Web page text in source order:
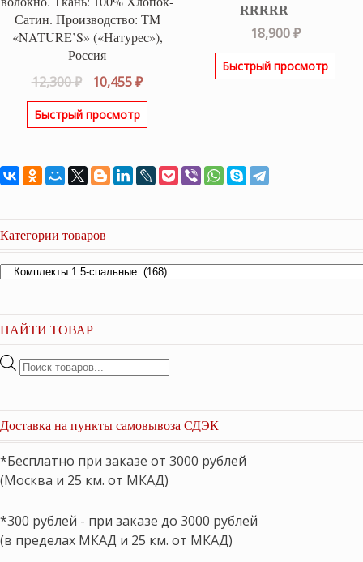
Сатин. Производство: ТМ
«NATURE’S» («Натурес»),
Россия
12,300₽
Первоначальная
цена
составляла
10,455₽Текущая
цена:
Быстрый просмотр
Оценка5.00
из 5
18,900₽
Быстрый просмотр
Категории товаров
НАЙТИ ТОВАР
Поиск
Доставка на пункты самовывоза СДЭК
*Бесплатно при заказе от 3000 рублей
(Москва и 25 км. от МКАД)
*300 рублей - при заказе до 3000 рублей
(в пределах МКАД и 25 км. от МКАД)